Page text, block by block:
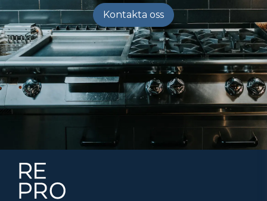
Pulverlackad exteriör i valfri färg– idealiskt i öppna
kök
Kontakta oss